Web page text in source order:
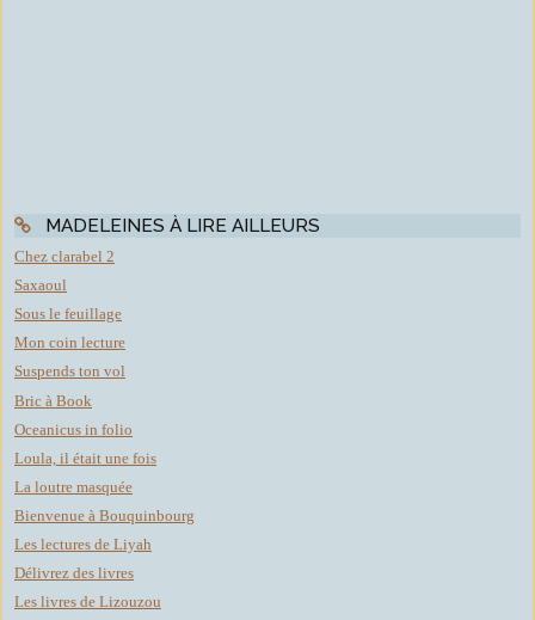
MADELEINES À LIRE AILLEURS
Chez clarabel 2
Saxaoul
Sous le feuillage
Mon coin lecture
Suspends ton vol
Bric à Book
Oceanicus in folio
Loula, il était une fois
La loutre masquée
Bienvenue à Bouquinbourg
Les lectures de Liyah
Délivrez des livres
Les livres de Lizouzou